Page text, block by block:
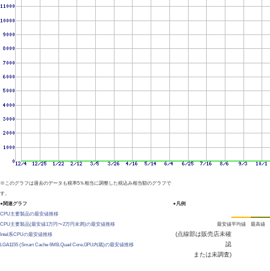
※このグラフは過去のデータも税率5％相当に調整した税込み相当額のグラフで
す。
●関連グラフ
CPU主要製品の最安値推移
CPU主要製品(最安値1万円〜2万円未満)の最安値推移
Intel系CPUの最安値推移
LGA1155 (Smart Cache 6MB,Quad Core,GPU内蔵)の最安値推移
●凡例
最安値
(点線部は販売店未確
認
または未調査)
平均値 最高値